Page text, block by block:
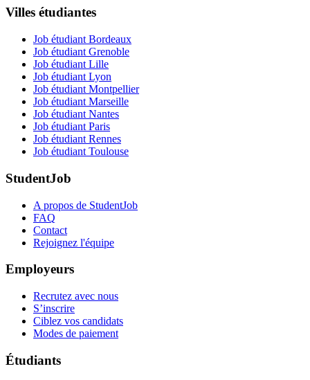
Villes étudiantes
Job étudiant Bordeaux
Job étudiant Grenoble
Job étudiant Lille
Job étudiant Lyon
Job étudiant Montpellier
Job étudiant Marseille
Job étudiant Nantes
Job étudiant Paris
Job étudiant Rennes
Job étudiant Toulouse
StudentJob
A propos de StudentJob
FAQ
Contact
Rejoignez l'équipe
Employeurs
Recrutez avec nous
S’inscrire
Ciblez vos candidats
Modes de paiement
Étudiants